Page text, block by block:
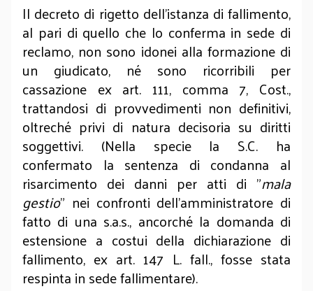
Il decreto di rigetto dell'istanza di fallimento,
al pari di quello che lo conferma in sede di
reclamo, non sono idonei alla formazione di
un giudicato, né sono ricorribili per
cassazione ex art. 111, comma 7, Cost.,
trattandosi di provvedimenti non definitivi,
oltreché privi di natura decisoria su diritti
soggettivi. (Nella specie la S.C. ha
confermato la sentenza di condanna al
risarcimento dei danni per atti di "mala
gestio" nei confronti dell'amministratore di
fatto di una s.a.s., ancorché la domanda di
estensione a costui della dichiarazione di
fallimento, ex art. 147 L. fall., fosse stata
respinta in sede fallimentare).